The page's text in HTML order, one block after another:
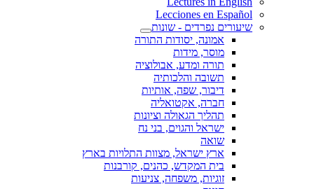
Lecciones en Español
שיעורים נפרדים - שונות
אמונה, יסודות התורה
מוסר, מידות
תורה ומדע, אבולוציה
תשובה והלכותיה
דיבור, שפה, אותיות
חברה, אקטואליה
תהליך הגאולה וציונות
ישראל והגוים, בני נח
שואה
ארץ ישראל, מצוות התלויות בארץ
בית המקדש, כהנים, קורבנות
זוגיות, משפחה, צניעות